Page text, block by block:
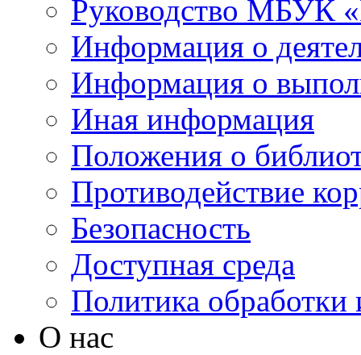
Руководство МБУК
Информация о
Информация о
Иная информация
Положения о
Противодействие
Безопасность
Доступная среда
Политика
О нас